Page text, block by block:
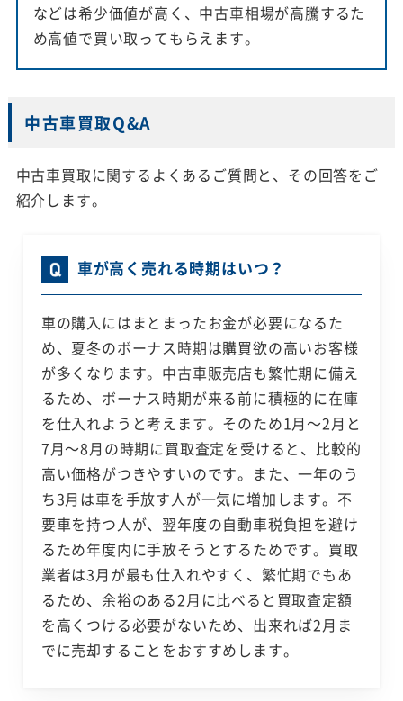
などは希少価値が高く、中古車相場が高騰するた
め高値で買い取ってもらえます。
中古車買取Q&A
中古車買取に関するよくあるご質問と、その回答をご
紹介します。
車が高く売れる時期はいつ？
車の購入にはまとまったお金が必要になるた
め、夏冬のボーナス時期は購買欲の高いお客様
が多くなります。中古車販売店も繁忙期に備え
るため、ボーナス時期が来る前に積極的に在庫
を仕入れようと考えます。そのため1月～2月と
7月～8月の時期に買取査定を受けると、比較的
高い価格がつきやすいのです。また、一年のう
ち3月は車を手放す人が一気に増加します。不
要車を持つ人が、翌年度の自動車税負担を避け
るため年度内に手放そうとするためです。買取
業者は3月が最も仕入れやすく、繁忙期でもあ
るため、余裕のある2月に比べると買取査定額
を高くつける必要がないため、出来れば2月ま
でに売却することをおすすめします。